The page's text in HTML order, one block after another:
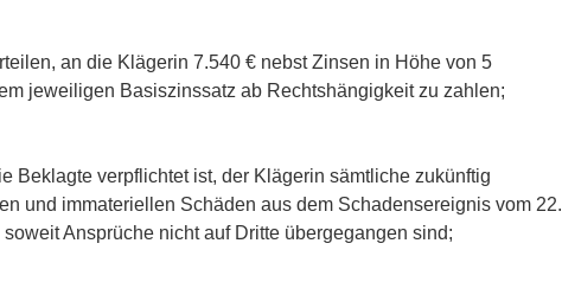
an die Klägerin 7.540 € nebst Zinsen in Höhe von 5
jeweiligen Basiszinssatz ab Rechtshängigkeit zu zahlen;
Beklagte verpflichtet ist, der Klägerin sämtliche zukünftig
und immateriellen Schäden aus dem Schadensereignis vom 22.
Ansprüche nicht auf Dritte übergegangen sind;